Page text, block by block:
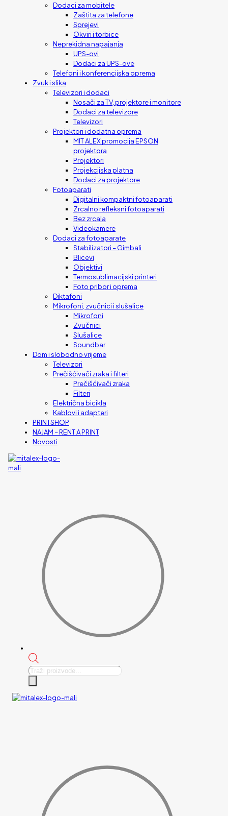
Dodaci za mobitele
Zaštita za telefone
Sprejevi
Okviri i torbice
Neprekidna napajanja
UPS-ovi
Dodaci za UPS-ove
Telefoni i konferencijska oprema
Zvuk i slika
Televizori i dodaci
Nosači za TV, projektore i monitore
Dodaci za televizore
Televizori
Projektori i dodatna oprema
MIT ALEX promocija EPSON
projektora
Projektori
Projekcijska platna
Dodaci za projektore
Fotoaparati
Digitalni kompaktni fotoaparati
Zrcalno refleksni fotoaparati
Bez zrcala
Videokamere
Dodaci za fotoaparate
Stabilizatori – Gimbali
Blicevi
Objektivi
Termosublimacijski printeri
Foto pribor i oprema
Diktafoni
Mikrofoni, zvučnici i slušalice
Mikrofoni
Zvučnici
Slušalice
Soundbar
Dom i slobodno vrijeme
Televizori
Prečišćivači zraka i filteri
Prečišćivači zraka
Filteri
Električna bicikla
Kablovi i adapteri
PRINTSHOP
NAJAM – RENT A PRINT
Novosti
Products